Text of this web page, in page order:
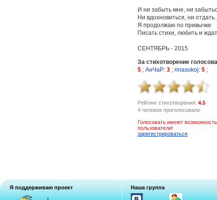
И ни забыть мне, ни
Ни вдохновиться, ни
Я продолжаю по привычке
Писать стихи, любить и
СЕНТЯБРЬ - 2015
За стихотворение
5 ; АнЧаР: 3 ; rinasokoj: 5 ;
Рейтинг стихотворения: 4.5
4 человек проголосовало
Голосовать имеют
пользователи!
зарегистрироваться
Я поддерживаю проект Наша группа